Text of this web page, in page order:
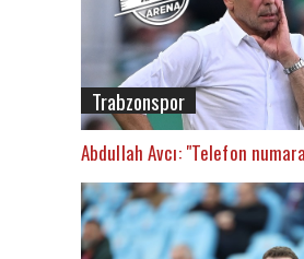
Trabzonspor
Abdullah Avcı: "Telefon